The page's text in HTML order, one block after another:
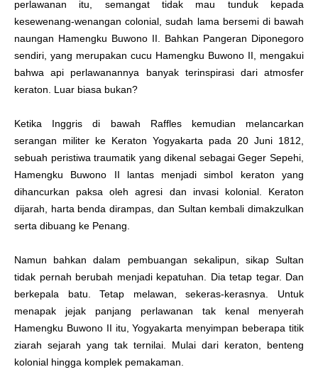
perlawanan itu, semangat tidak mau tunduk kepada
kesewenang-wenangan colonial, sudah lama bersemi di bawah
naungan Hamengku Buwono II. Bahkan Pangeran Diponegoro
sendiri, yang merupakan cucu Hamengku Buwono II, mengakui
bahwa api perlawanannya banyak terinspirasi dari atmosfer
keraton. Luar biasa bukan?
Ketika Inggris di bawah Raffles kemudian melancarkan
serangan militer ke Keraton Yogyakarta pada 20 Juni 1812,
sebuah peristiwa traumatik yang dikenal sebagai Geger Sepehi,
Hamengku Buwono II lantas menjadi simbol keraton yang
dihancurkan paksa oleh agresi dan invasi kolonial. Keraton
dijarah, harta benda dirampas, dan Sultan kembali dimakzulkan
serta dibuang ke Penang.
Namun bahkan dalam pembuangan sekalipun, sikap Sultan
tidak pernah berubah menjadi kepatuhan. Dia tetap tegar. Dan
berkepala batu. Tetap melawan, sekeras-kerasnya. Untuk
menapak jejak panjang perlawanan tak kenal menyerah
Hamengku Buwono II itu, Yogyakarta menyimpan beberapa titik
ziarah sejarah yang tak ternilai. Mulai dari keraton, benteng
kolonial hingga komplek pemakaman.